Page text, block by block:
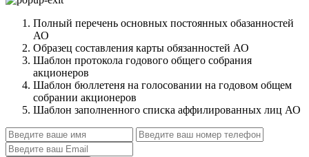
Полный перечень основных постоянных обазанностей
АО
Образец составления карты обязанностей АО
Шаблон протокола годового общего собрания
акционеров
Шаблон бюллетеня на голосовании на годовом общем
собрании акционеров
Шаблон заполненного списка аффилированных лиц АО